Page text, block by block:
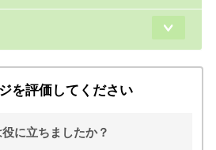
を評価してください
に立ちましたか？